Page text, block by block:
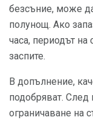
безсъние, може
полунощ. Ако
часа, периодът
заспите.
В допълнение,
подобряват.
ограничаване на